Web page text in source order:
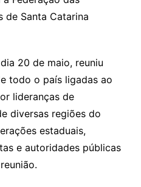
de Santa Catarina
20 de maio, reuniu
todo o país ligadas ao
lideranças de
diversas regiões do
estaduais,
e autoridades públicas